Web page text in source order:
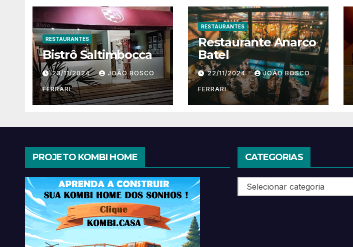
RESTAURANTES
Bistrô Saltimbocca
23/11/2024 JOÃO BOSCO
FERRARI
RESTAURANTES
Restaurante Anarco
Batel
22/11/2024 JOÃO BOSCO
FERRARI
PROJETO KOMBI HOME CATEGORIAS
Categorias